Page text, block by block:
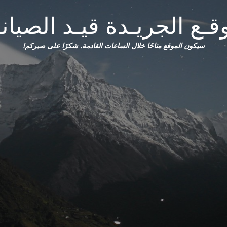
الجريـدة قيـد
سيكون الموقع متاحًا خلال الساعات القادمة. شكرًا على صبركم!